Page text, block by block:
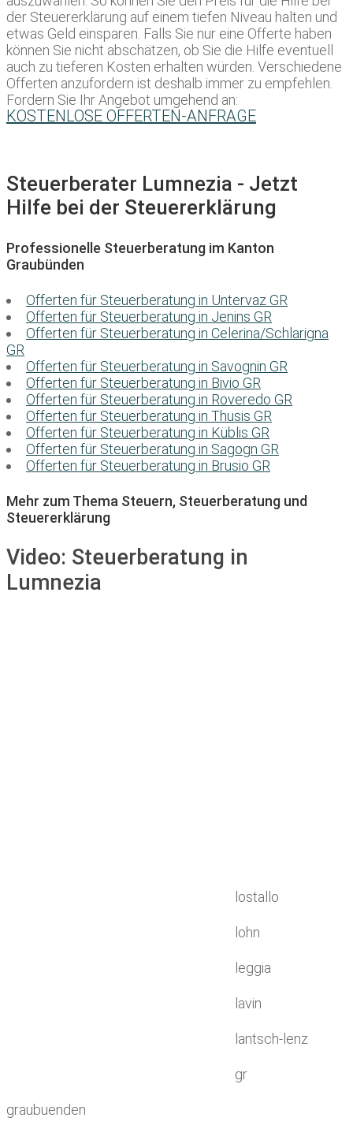
der Steuererklärung auf einem tiefen Niveau halten und
etwas Geld einsparen. Falls Sie nur eine Offerte haben
können Sie nicht abschätzen, ob Sie die Hilfe eventuell
auch zu tieferen Kosten erhalten würden. Verschiedene
Offerten anzufordern ist deshalb immer zu empfehlen.
Fordern Sie Ihr Angebot umgehend an:
KOSTENLOSE OFFERTEN-ANFRAGE
Steuerberater Lumnezia - Jetzt
Hilfe bei der Steuererklärung
Professionelle Steuerberatung im Kanton
Graubünden
Offerten für Steuerberatung in Untervaz GR
Offerten für Steuerberatung in Jenins GR
Offerten für Steuerberatung in Celerina/Schlarigna
GR
Offerten für Steuerberatung in Savognin GR
Offerten für Steuerberatung in Bivio GR
Offerten für Steuerberatung in Roveredo GR
Offerten für Steuerberatung in Thusis GR
Offerten für Steuerberatung in Küblis GR
Offerten für Steuerberatung in Sagogn GR
Offerten für Steuerberatung in Brusio GR
Mehr zum Thema Steuern, Steuerberatung und
Steuererklärung
Video: Steuerberatung in
Lumnezia
lostallo
lohn
leggia
lavin
lantsch-lenz
gr
graubuenden